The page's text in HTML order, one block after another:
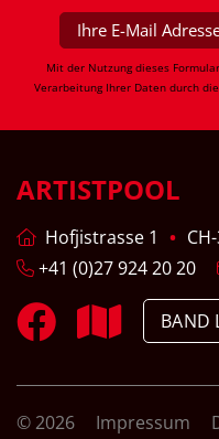
Mit der Nutzung dieses
Verarbeitung Ihrer Daten durch
ARTISTPOOL
Hofjistrasse 1
+41 (0)27 924 20 20
BAND
© 2026 Impressum